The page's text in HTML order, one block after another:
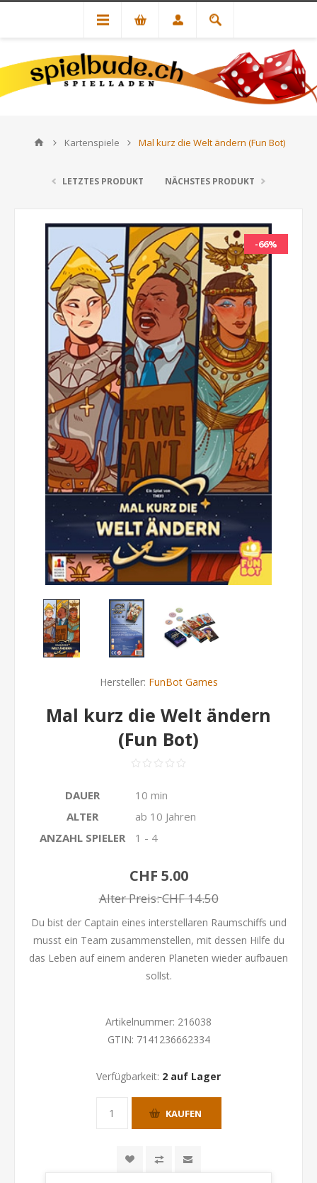
Kartenspiele Mal kurz die Welt ändern (Fun Bot)
LETZTES PRODUKT NÄCHSTES PRODUKT
-66%
Hersteller: FunBot Games
Mal kurz die Welt ändern
(Fun Bot)
DAUER
10 min
ALTER
ab 10 Jahren
ANZAHL SPIELER
1 - 4
CHF 5.00
Alter Preis:CHF 14.50
Du bist der Captain eines interstellaren Raumschiffs und
musst ein Team zusammenstellen, mit dessen Hilfe du
das Leben auf einem anderen Planeten wieder aufbauen
sollst.
Artikelnummer: 216038
GTIN: 7141236662334
Verfügbarkeit: 2 auf Lager
KAUFEN